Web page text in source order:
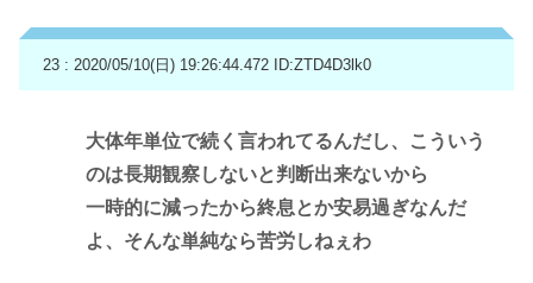
23 : 2020/05/10(日) 19:26:44.472 ID:ZTD4D3lk0
大体年単位で続く言われてるんだし、こういう
のは長期観察しないと判断出来ないから
一時的に減ったから終息とか安易過ぎなんだ
よ、そんな単純なら苦労しねぇわ